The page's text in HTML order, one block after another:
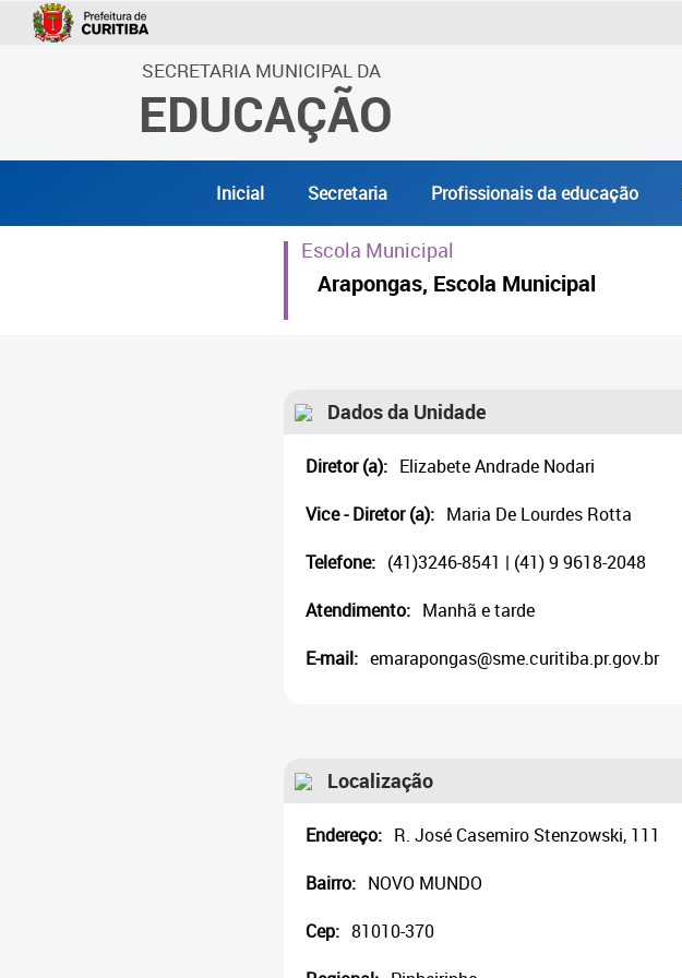
SECRETARIA MUNICIPAL DA
EDUCAÇÃO
Inicial Secretaria Profissionais da educação
Escola Municipal
Arapongas, Escola Municipal
Dados da Unidade
Diretor (a): Elizabete Andrade Nodari
Vice - Diretor (a): Maria De Lourdes Rotta
Telefone: (41)3246-8541 | (41) 9 9618-2048
Atendimento: Manhã e tarde
E-mail: emarapongas@sme.curitiba.pr.gov.br
Localização
Endereço: R. José Casemiro Stenzowski, 111
Bairro: NOVO MUNDO
Cep: 81010-370